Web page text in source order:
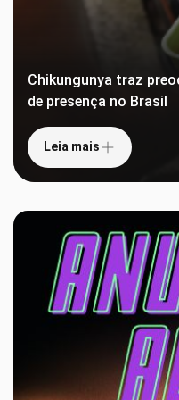
Chikungunya traz
de presença no Brasil
Leia mais